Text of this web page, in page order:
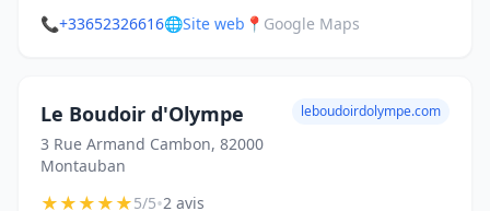
📞+33652326616🌐Site web 📍 Google Maps
Le Boudoir d'Olympe
3 Rue Armand Cambon, 82000
Montauban
leboudoirdolympe.com
★★★★★5/5•2 avis